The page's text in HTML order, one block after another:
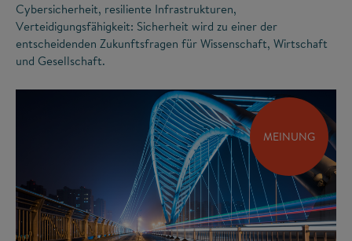
Cybersicherheit, resiliente Infrastrukturen,
Verteidigungsfähigkeit: Sicherheit wird zu einer der
entscheidenden Zukunftsfragen für Wissenschaft, Wirtschaft
und Gesellschaft.
MEINUNG